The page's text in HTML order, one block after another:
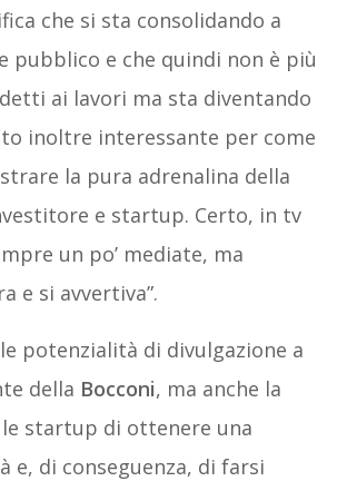
che si sta consolidando a
pubblico e che quindi non è più
ai lavori ma sta diventando
inoltre interessante per come
la pura adrenalina della
e startup. Certo, in tv
un po’ mediate, ma
e si avvertiva”.
potenzialità di divulgazione a
della Bocconi, ma anche la
startup di ottenere una
e, di conseguenza, di farsi